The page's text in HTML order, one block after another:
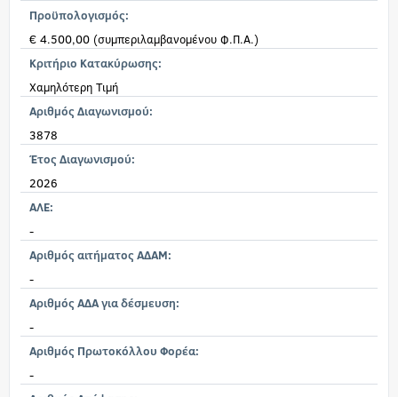
Προϋπολογισμός:
€ 4.500,00 (συμπεριλαμβανομένου Φ.Π.Α.)
Κριτήριο Κατακύρωσης:
Χαμηλότερη Τιμή
Αριθμός Διαγωνισμού:
3878
Έτος Διαγωνισμού:
2026
ΑΛΕ:
-
Αριθμός αιτήματος ΑΔΑΜ:
-
Αριθμός ΑΔΑ για δέσμευση:
-
Αριθμός Πρωτοκόλλου Φορέα:
-